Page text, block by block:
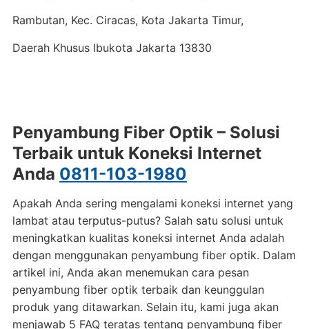
Rambutan, Kec. Ciracas, Kota Jakarta Timur,
Daerah Khusus Ibukota Jakarta 13830
Penyambung Fiber Optik – Solusi
Terbaik untuk Koneksi Internet
Anda 0811-103-1980
Apakah Anda sering mengalami koneksi internet yang
lambat atau terputus-putus? Salah satu solusi untuk
meningkatkan kualitas koneksi internet Anda adalah
dengan menggunakan penyambung fiber optik. Dalam
artikel ini, Anda akan menemukan cara pesan
penyambung fiber optik terbaik dan keunggulan
produk yang ditawarkan. Selain itu, kami juga akan
menjawab 5 FAQ teratas tentang penyambung fiber